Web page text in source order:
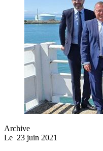
Archive
Le 23 juin 2021